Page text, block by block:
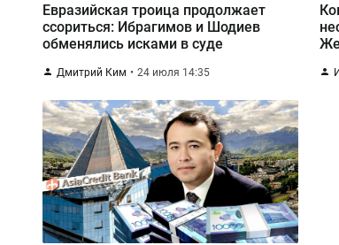
Евразийская троица продолжает
ссориться: Ибрагимов и Шодиев
обменялись исками в суде
Дмитрий Ким 24 июля 14:35